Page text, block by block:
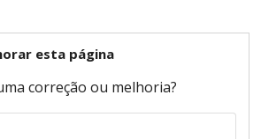
esta página
correção ou melhoria?